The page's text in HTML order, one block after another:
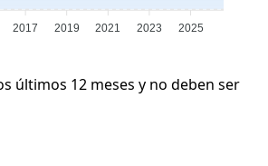
2017 2019 2021 2023 2025
últimos 12 meses y no deben ser